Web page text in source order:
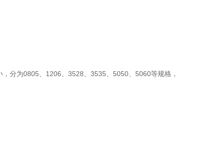
分为0805、1206、3528、3535、5050、5060等规格，